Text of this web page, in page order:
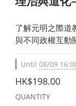
了解元明之際道
與不同政權互動
Until 08/09
HK$198.00
QUANTITY